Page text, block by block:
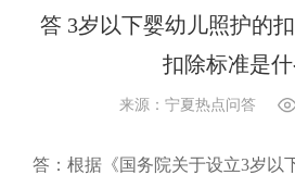
答 3岁以下婴幼儿照护的
扣除标准是什
来源：宁夏热点问答
答：根据《国务院关于设立3岁以